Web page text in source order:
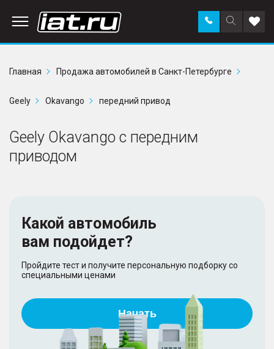
Поиск
по
Заказать
звонок в
Главная
Продажа автомобилей в Санкт-Петербурге
Geely Okavango передний привод
Geely Okavango с передним
приводом
Какой автомобиль
вам подойдет?
Пройдите тест и получите персональную подборку со
специальными ценами
Начать